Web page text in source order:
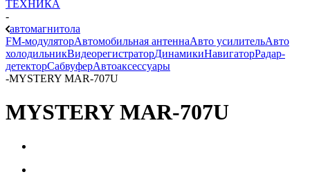
ТЕХНИКА
-
автомагнитола
FM-модуляторАвтомобильная антеннаАвто усилительАвто
холодильникВидеорегистраторДинамикиНавигаторРадар-
детекторСабвуферАвтоаксессуары
-MYSTERY MAR-707U
MYSTERY MAR-707U